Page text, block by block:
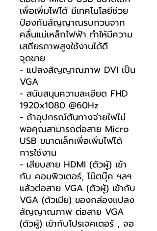
เพื่อเพิ่มไฟได้ มีเทคโนโลยีช่วย
ป้องกันสัญญาณรบกวนจาก
คลื่นแม่เหล็กไฟฟ้า ทำให้มีความ
เสถียรภาพสูงใช้งานได้ดี
จุดขาย
- แปลงสัญญาณภาพ DVI เป็น
VGA
- สนับสนุนความละเอียด FHD
1920x1080 @60Hz
- ถ้าอุปกรณ์ต้นทางจ่ายไฟไม่
พอคุณสามารถต่อสาย Micro
USB ขนาดเล็กเพื่อเพิ่มไฟได้
การใช้งาน
- เสียบสาย HDMI (ตัวผู้) เข้า
กับ คอมพิวเตอร์, โน๊ตบุ๊ค ฯลฯ
แล้วต่อสาย VGA (ตัวผู้) เข้ากับ
VGA (ตัวเมีย) ของกล่องแปลง
สัญญาณภาพ ต่อสาย VGA
(ตัวผู้) เข้ากับโปรเจคเตอร์ , จอ